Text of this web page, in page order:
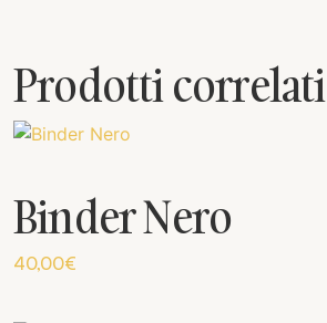
Prodotti correlati
Binder Nero
40,00€